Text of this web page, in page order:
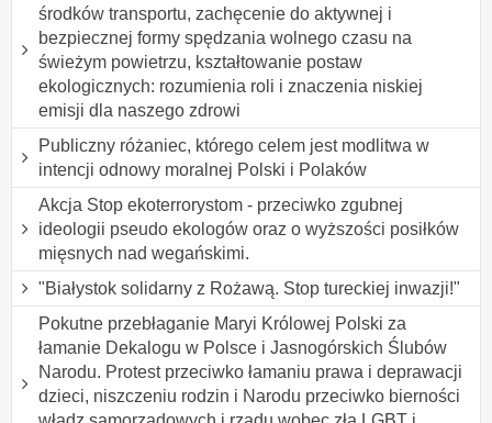
środków transportu, zachęcenie do aktywnej i
bezpiecznej formy spędzania wolnego czasu na
świeżym powietrzu, kształtowanie postaw
ekologicznych: rozumienia roli i znaczenia niskiej
emisji dla naszego zdrowi
Publiczny różaniec, którego celem jest modlitwa w
intencji odnowy moralnej Polski i Polaków
Akcja Stop ekoterrorystom - przeciwko zgubnej
ideologii pseudo ekologów oraz o wyższości posiłków
mięsnych nad wegańskimi.
"Białystok solidarny z Rożawą. Stop tureckiej inwazji!"
Pokutne przebłaganie Maryi Królowej Polski za
łamanie Dekalogu w Polsce i Jasnogórskich Ślubów
Narodu. Protest przeciwko łamaniu prawa i deprawacji
dzieci, niszczeniu rodzin i Narodu przeciwko bierności